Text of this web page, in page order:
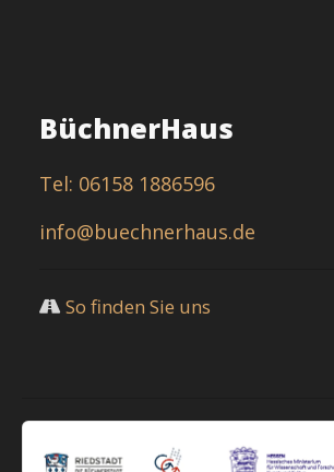
BüchnerHaus
Tel: 06158 1886596
info@buechnerhaus.de
So finden Sie uns